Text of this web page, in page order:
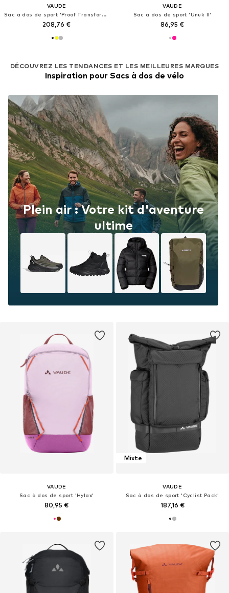
VAUDE
Sac à dos de sport 'Proof Transformer 26'
208,76 €
DÉCOUVREZ LES TENDANCES ET LES MEILLEURES MARQUES
Inspiration pour Sacs à dos de vélo
Plein air : Votre kit d'aventure
ultime
VAUDE
Sac à dos de sport 'Unuk II'
86,95 €
VAUDE
Sac à dos de sport 'Hylax'
80,95 €
Mixte
VAUDE
Sac à dos de sport 'Cyclist Pack'
187,16 €